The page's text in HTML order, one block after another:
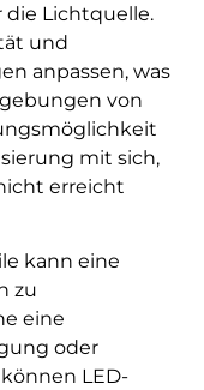
Lichtquelle.
und
anpassen, was
von
mit sich,
erreicht
kann eine
zu
eine
oder
LED-